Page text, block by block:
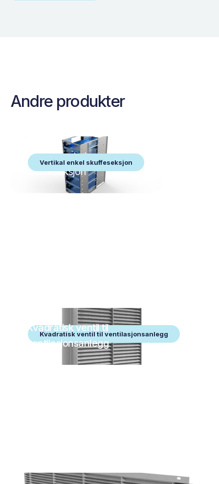
Andre produkter
Vertikal enkel skuffeseksjon
Vertikal enkel
skuffeseksjon
Kvadratisk ventil til ventilasjonsanlegg
Kvadratisk ventil til
ventilasjonsanlegg